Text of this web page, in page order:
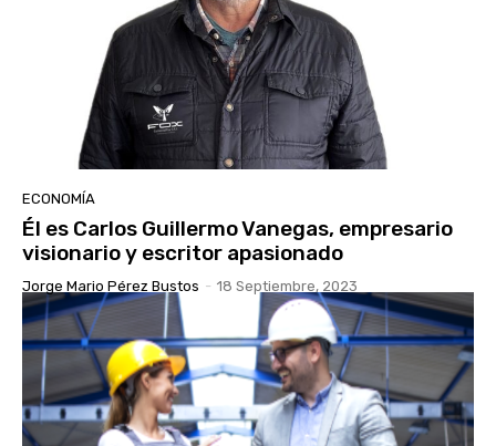
ECONOMÍA
Él es Carlos Guillermo Vanegas, empresario
visionario y escritor apasionado
Jorge Mario Pérez Bustos - 18 Septiembre, 2023